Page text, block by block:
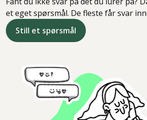
et eget spørsmål. De fleste får svar
Still et spørsmål